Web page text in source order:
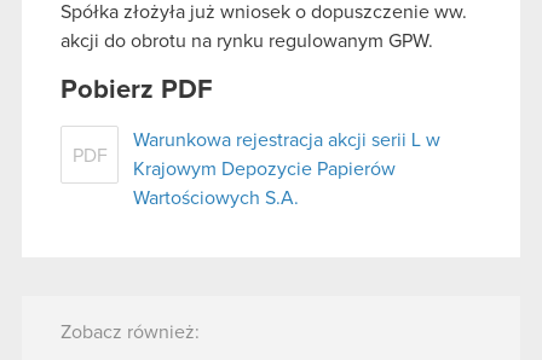
Spółka złożyła już wniosek o dopuszczenie ww.
akcji do obrotu na rynku regulowanym GPW.
Pobierz PDF
PDF
Warunkowa rejestracja akcji serii L w
Krajowym Depozycie Papierów
Wartościowych S.A.
Zobacz również: